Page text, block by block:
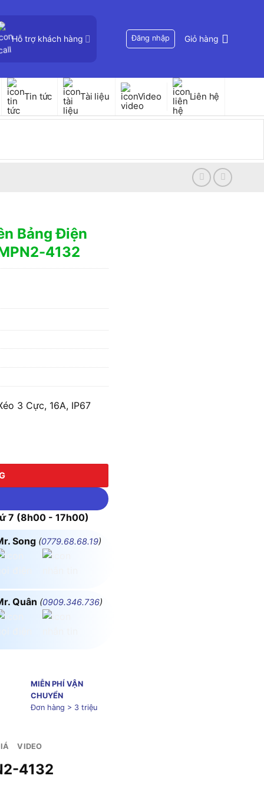
Hỗ trợ khách hàng Đăng nhập Giỏ hàng
Tin tức Tài liệu Video Liên hệ
Bảng Điện
4132
3 Cực, 16A, IP67
7 (8h00 - 17h00)
Song (0779.68.68.19)
Quân (0909.346.736)
MIỄN PHÍ VẬN
CHUYỂN
Đơn hàng > 3 triệu
VIDEO
4132